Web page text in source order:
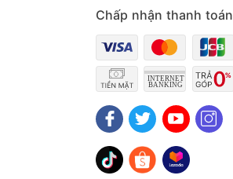
Chấp nhận thanh toán